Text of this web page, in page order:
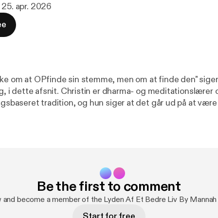
25. apr. 2026
om at OPfinde sin stemme, men om at finde den"
i dette afsnit. Christin er dharma- og meditationslærer
tradition, og hun siger at det går ud på at
i dette afsnit taler vi også om at leve det og omsætte
passer rigtig godt til, så lyt med når du ikke
men bare har lyst til gentle inspiration. DU VIL MØDE: Christin
år undervist i meditation og "båret feltet", som hun
Be the first to comment
and become a member of the Lyden Af Et Bedre Liv By